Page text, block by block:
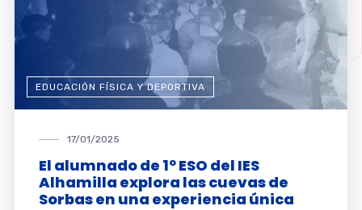
EDUCACIÓN FÍSICA Y DEPORTIVA
17/01/2025
El alumnado de 1º ESO del IES
Alhamilla explora las cuevas de
Sorbas en una experiencia única